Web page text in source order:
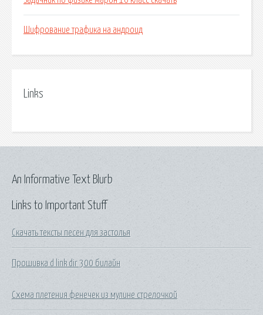
Шифрование трафика на андроид
Links
Links to Important Stuff
Скачать тексты песен для застолья
Прошивка d link dir 300 билайн
Схема плетения фенечек из мулине стрелочкой
An Informative Text Blurb